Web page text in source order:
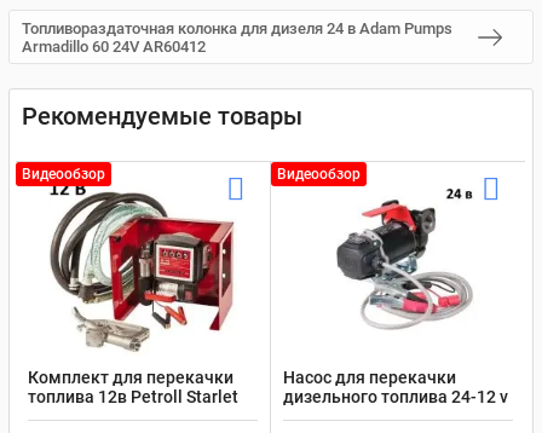
Топливораздаточная колонка для дизеля 24 в Adam Pumps
Armadillo 60 24V AR60412
Рекомендуемые товары
Видеообзор
Комплект для перекачки
топлива 12в Petroll Starlet
40
Видеообзор
Насос для перекачки
дизельного топлива 24-12 v
Piusi Carry 3000 F00224240